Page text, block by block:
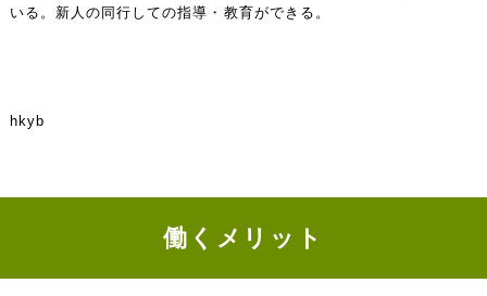
いる。新人の同行しての指導・教育ができる。
hkyb
働くメリット